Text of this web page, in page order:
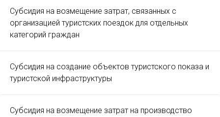
Субсидия на возмещение затрат, связанных с
организацией туристских поездок для отдельных
категорий граждан
Субсидия на создание объектов туристского показа и
туристской инфраструктуры
Субсидия на возмещение затрат на производство